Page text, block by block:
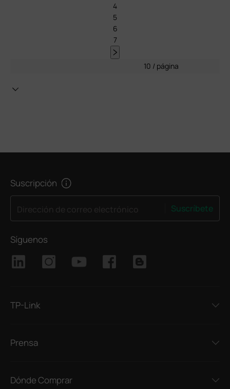
4
5
6
7
10 / página
Suscripción
Suscríbete
Síguenos
TP-Link
Prensa
Dónde Comprar